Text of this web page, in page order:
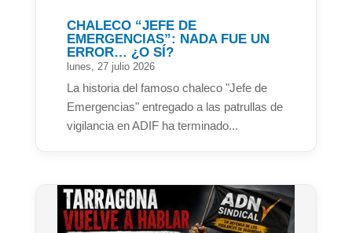
CHALECO “JEFE DE
EMERGENCIAS”: NADA FUE UN
ERROR… ¿O SÍ?
lunes, 27 julio 2026
La historia del famoso chaleco "Jefe de
Emergencias" entregado a las patrullas de
vigilancia en ADIF ha terminado...